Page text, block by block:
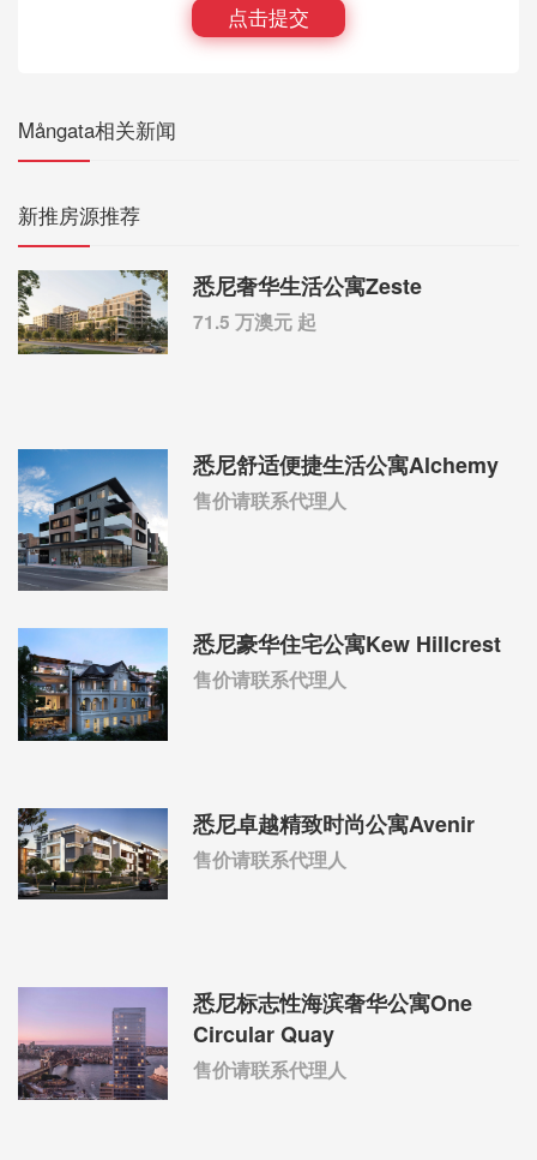
点击提交
Mångata相关新闻
新推房源推荐
悉尼奢华生活公寓Zeste
71.5 万澳元 起
悉尼舒适便捷生活公寓Alchemy
售价请联系代理人
悉尼豪华住宅公寓Kew Hillcrest
售价请联系代理人
悉尼卓越精致时尚公寓Avenir
售价请联系代理人
悉尼标志性海滨奢华公寓One
Circular Quay
售价请联系代理人